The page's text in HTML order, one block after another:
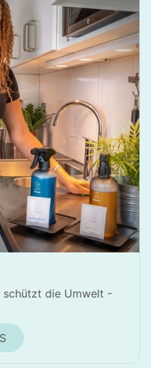
schützt die Umwelt -